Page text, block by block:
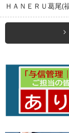
ＨＡＮＥＲＵ葛尾